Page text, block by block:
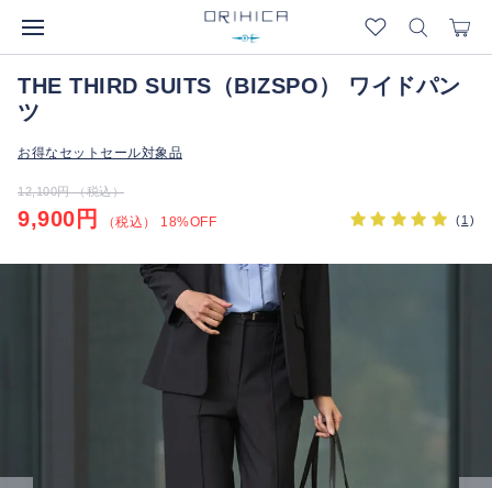
THE THIRD SUITS（BIZSPO） ワイドパン
ツ
お得なセットセール対象品
12,100円 （税込）
9,900円 （税込） 18%OFF (1 )